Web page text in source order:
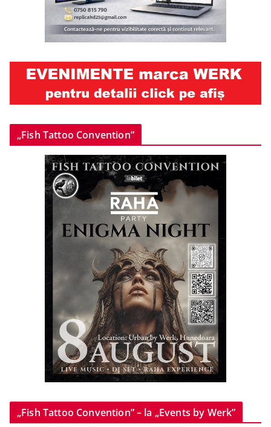
„Fish Tattoo Convention”
„Fish Tattoo Convention” – la „Events by Werk”